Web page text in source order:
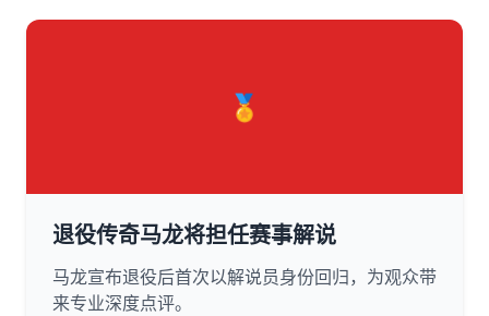
🏅
退役传奇马龙将担任赛事解说
马龙宣布退役后首次以解说员身份回归，为观众带
来专业深度点评。